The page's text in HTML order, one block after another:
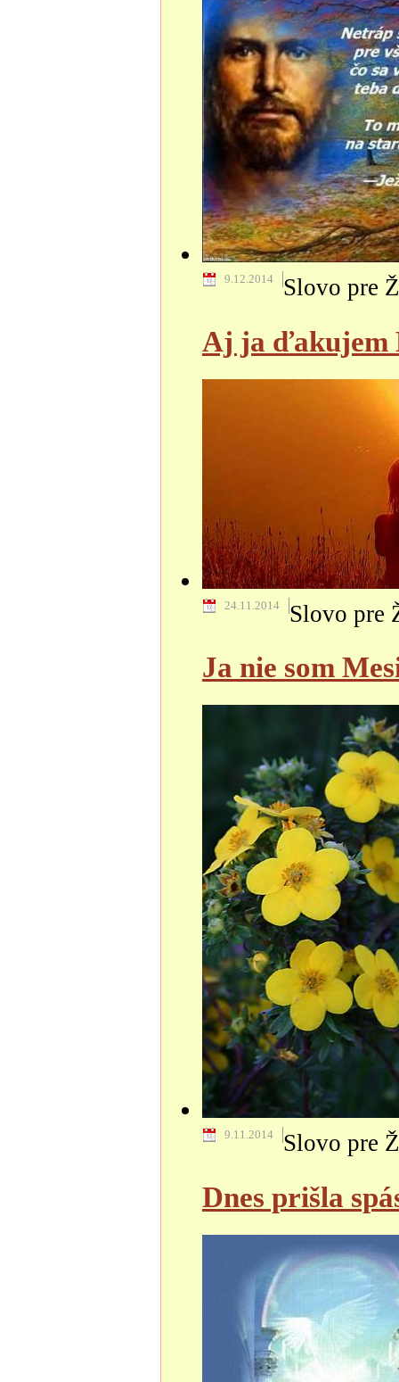
Slovo pre
9.12.2014
Aj ja ďakujem
Slovo pre
24.11.2014
Ja nie som
Slovo pre
9.11.2014
Dnes prišla